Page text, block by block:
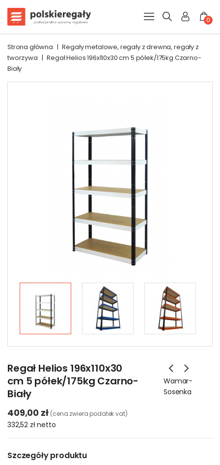
0
Strona główna | Regały metalowe, regały z drewna, regały z
tworzywa | Regał Helios 196x110x30 cm 5 półek/175kg Czarno-
Biały
Regał Helios 196x110x30
cm 5 półek/175kg Czarno-
Biały
Wamar-
Sosenka
409,00 zł (cena zwiera podatek vat)
332,52 złnetto
Szczegóły produktu